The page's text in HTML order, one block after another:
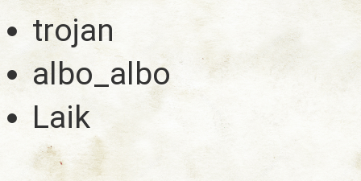
trojan
albo_albo
Laik